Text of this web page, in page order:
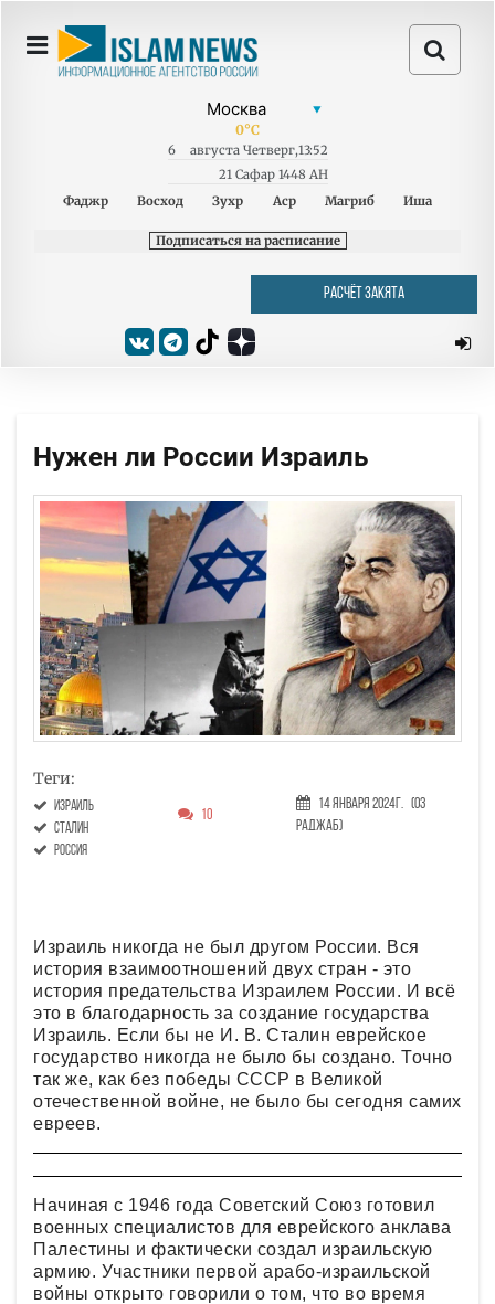
0°C
6 августа Четверг,13:52
21 Сафар 1448 AH
Фаджр
Восход Зухр Аср Магриб Иша
Подписаться на расписание
РАСЧЁТ ЗАКЯТА
Нужен ли России Израиль
Теги:
Израиль
Сталин
Россия
10
14 Января 2024г.
(03
Раджаб)
Израиль никогда не был другом России. Вся
история взаимоотношений двух стран - это
история предательства Израилем России. И всё
это в благодарность за создание государства
Израиль. Если бы не И. В. Сталин еврейское
государство никогда не было бы создано. Точно
так же, как без победы СССР в Великой
отечественной войне, не было бы сегодня самих
евреев.
Начиная с 1946 года Советский Союз готовил
военных специалистов для еврейского анклава
Палестины и фактически создал израильскую
армию. Участники первой арабо-израильской
войны открыто говорили о том, что во время